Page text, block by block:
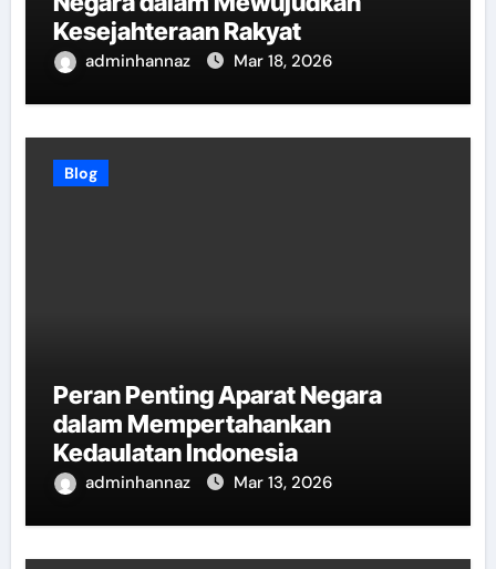
Kesejahteraan Rakyat
adminhannaz Mar 18, 2026
Blog
Peran Penting Aparat Negara
dalam Mempertahankan
Kedaulatan Indonesia
adminhannaz Mar 13, 2026